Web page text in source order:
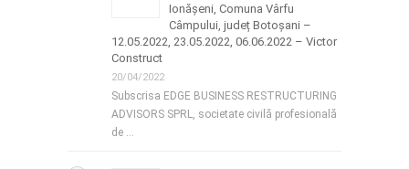
Ionășeni, Comuna Vârfu
Câmpului, județ Botoșani –
12.05.2022, 23.05.2022, 06.06.2022 – Victor
Construct
20/04/2022
Subscrisa EDGE BUSINESS RESTRUCTURING
ADVISORS SPRL, societate civilă profesională
de …